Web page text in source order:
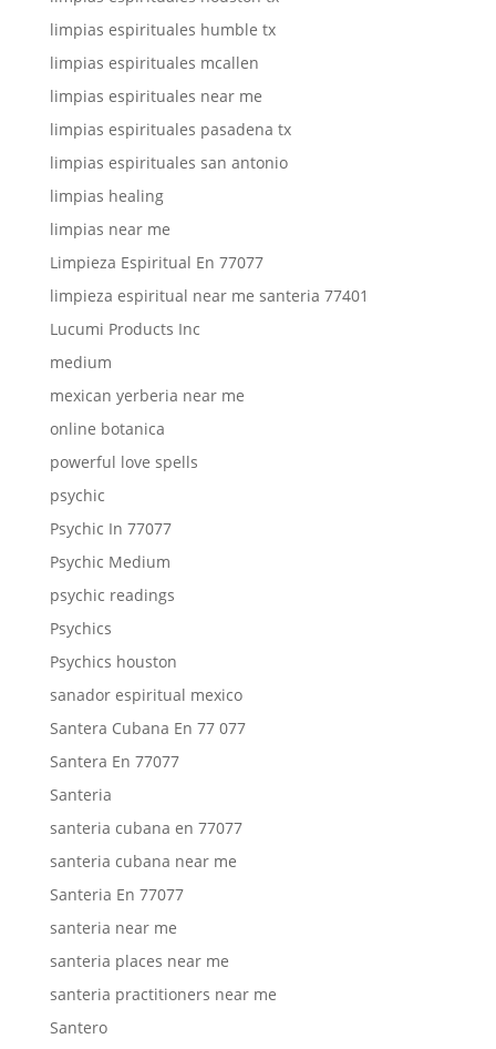
limpias espirituales humble tx
limpias espirituales mcallen
limpias espirituales near me
limpias espirituales pasadena tx
limpias espirituales san antonio
limpias healing
limpias near me
Limpieza Espiritual En 77077
limpieza espiritual near me santeria 77401
Lucumi Products Inc
medium
mexican yerberia near me
online botanica
powerful love spells
psychic
Psychic In 77077
Psychic Medium
psychic readings
Psychics
Psychics houston
sanador espiritual mexico
Santera Cubana En 77 077
Santera En 77077
Santeria
santeria cubana en 77077
santeria cubana near me
Santeria En 77077
santeria near me
santeria places near me
santeria practitioners near me
Santero